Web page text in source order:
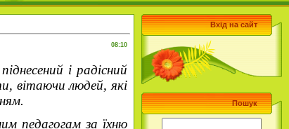
08:10
і радісний
вітаючи людей, які
педагогам за їхню
Вхід на сайт
Пошук